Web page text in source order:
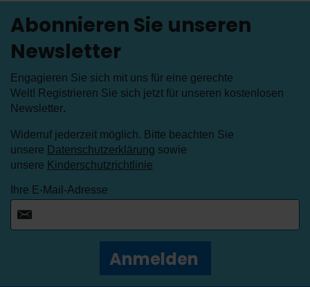
Abonnieren Sie unseren
Newsletter
Engagieren Sie sich mit uns für eine gerechte
Welt! Registrieren Sie sich jetzt für unseren kostenlosen
Newsletter.
Widerruf jederzeit möglich. Bitte beachten Sie
unsere Datenschutzerklärung sowie
unsere Kinderschutzrichtlinie
Ihre E-Mail-Adresse
Anmelden